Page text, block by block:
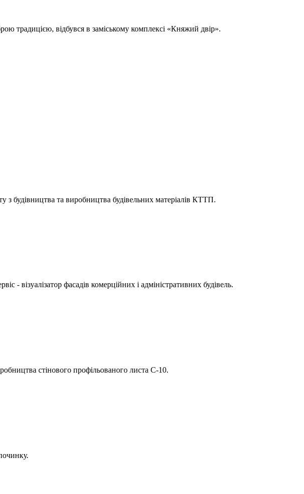
традицією, відбувся в заміському комплексі «Княжий двір».
будівництва та виробництва будівельних матеріалів КТТП.
- візуалізатор фасадів комерційних і адміністративних будівель.
стінового профільованого листа С-10.